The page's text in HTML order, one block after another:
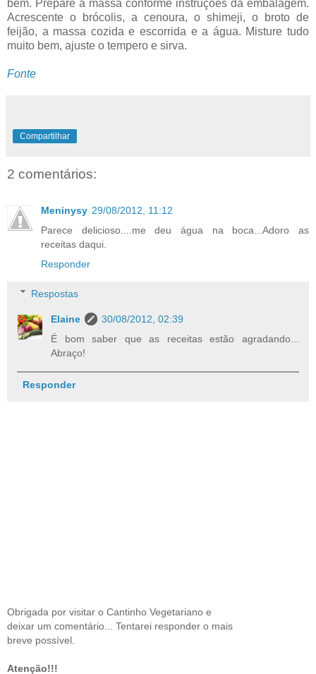
bem. Prepare a massa conforme instruções da embalagem.
Acrescente o brócolis, a cenoura, o shimeji, o broto de
feijão, a massa cozida e escorrida e a água. Misture tudo
muito bem, ajuste o tempero e sirva.
Fonte
Compartilhar
2 comentários:
Meninysy 29/08/2012, 11:12
Parece delicioso....me deu água na boca...Adoro as
receitas daqui.
Responder
Respostas
Elaine
30/08/2012, 02:39
É bom saber que as receitas estão agradando...
Abraço!
Responder
Obrigada por visitar o Cantinho Vegetariano e
deixar um comentário... Tentarei responder o mais
breve possível.
Atenção!!!